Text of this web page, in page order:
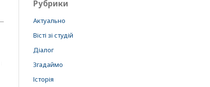
Рубрики
Актуально
Вісті зі студій
Діалог
Згадаймо
Історія